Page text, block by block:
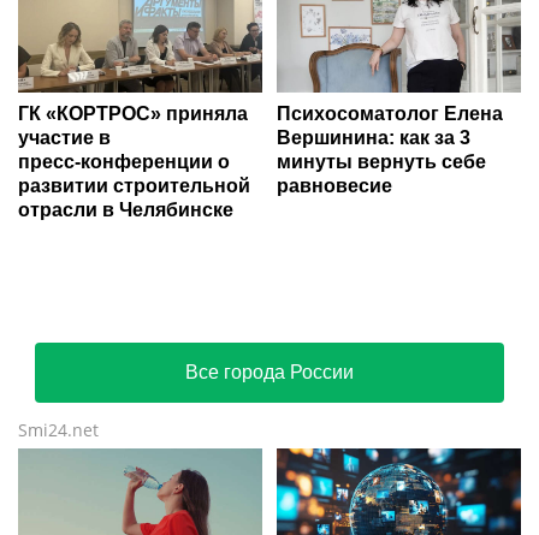
ГК «КОРТРОС» приняла
участие в
пресс‑конференции о
развитии строительной
отрасли в Челябинске
Психосоматолог Елена
Вершинина: как за 3
минуты вернуть себе
равновесие
Все города России
Smi24.net